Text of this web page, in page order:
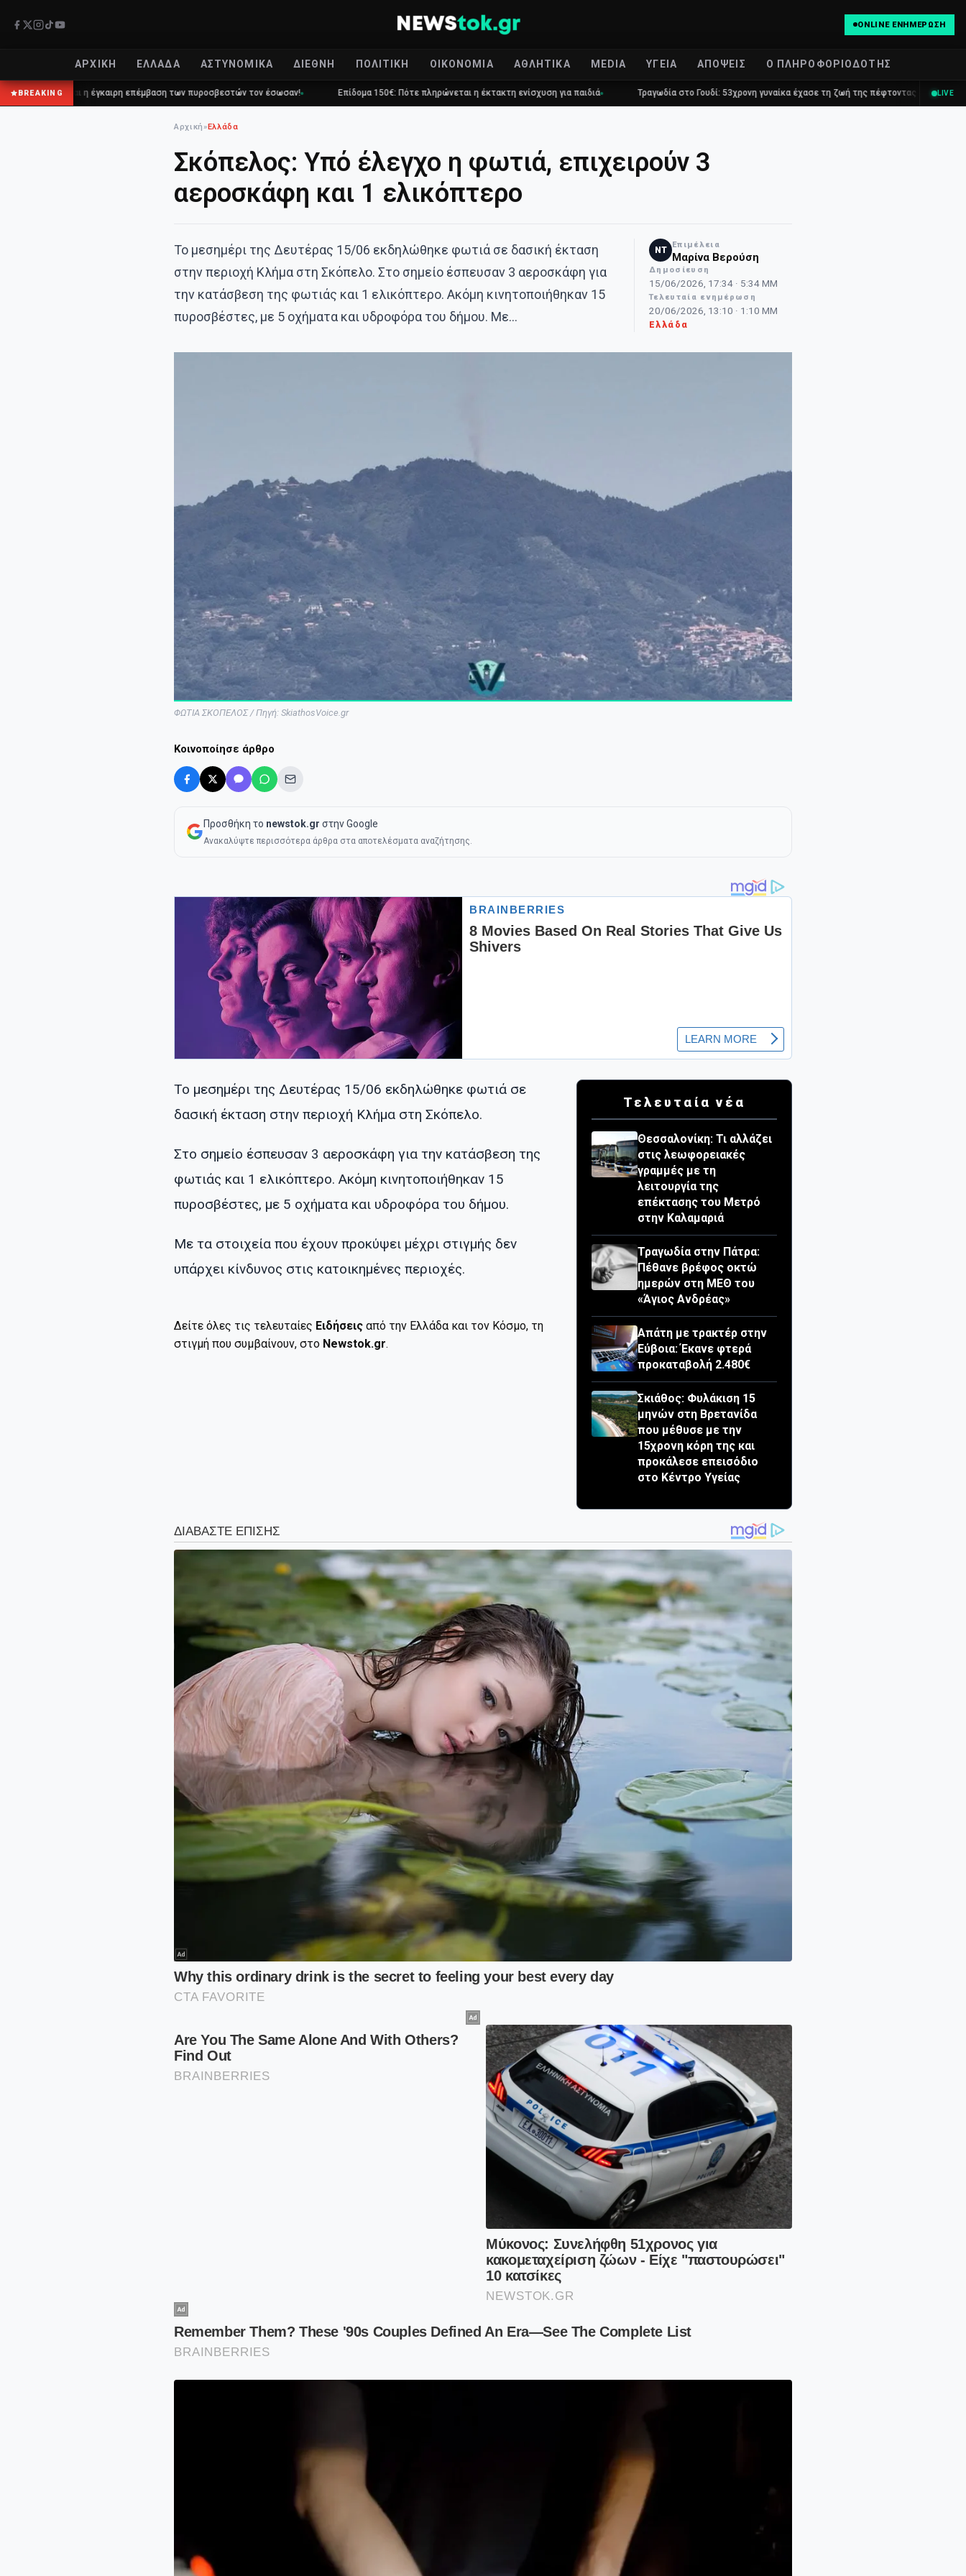
ONLINE ΕΝΗΜΈΡΩΣΗ
ΑΡΧΙΚΉ ΕΛΛΆΔΑ ΑΣΤΥΝΟΜΙΚΆ ΔΙΕΘΝΉ ΠΟΛΙΤΙΚΉ ΟΙΚΟΝΟΜΊΑ ΑΘΛΗΤΙΚΆ MEDIA ΥΓΕΊΑ ΑΠΌΨΕΙΣ Ο ΠΛΗΡΟΦΟΡΙΟΔΌΤΗΣ
BREAKING
και η έγκαιρη επέμβαση των πυροσβεστών τον έσωσαν! Επίδομα 150€: Πότε πληρώνεται η έκτακτη ενίσχυση για παιδιά Τραγωδία στο Γουδί: 53χρονη γυναίκα έχασε τη ζωή της πέφτοντας στο κενό από τον LIVE
Αρχική »Ελλάδα
Σκόπελος: Υπό έλεγχο η φωτιά, επιχειρούν 3
αεροσκάφη και 1 ελικόπτερο
Το μεσημέρι της Δευτέρας 15/06 εκδηλώθηκε φωτιά σε δασική έκταση
στην περιοχή Κλήμα στη Σκόπελο. Στο σημείο έσπευσαν 3 αεροσκάφη για
την κατάσβεση της φωτιάς και 1 ελικόπτερο. Ακόμη κινητοποιήθηκαν 15
πυροσβέστες, με 5 οχήματα και υδροφόρα του δήμου. Με…
NT Επιμέλεια
Μαρίνα Βερούση
Δημοσίευση
15/06/2026, 17:34 · 5:34 ΜΜ
Τελευταία ενημέρωση
20/06/2026, 13:10 · 1:10 ΜΜ
Ελλάδα
ΦΩΤΙΑ ΣΚΟΠΕΛΟΣ / Πηγή: SkiathosVoice.gr
Κοινοποίησε άρθρο
Προσθήκη το newstok.gr στην Google
Ανακαλύψτε περισσότερα άρθρα στα αποτελέσματα αναζήτησης.
Τελευταία νέα
Θεσσαλονίκη: Τι αλλάζει
στις λεωφορειακές
γραμμές με τη
λειτουργία της
επέκτασης του Μετρό
στην Καλαμαριά
Τραγωδία στην Πάτρα:
Πέθανε βρέφος οκτώ
ημερών στη ΜΕΘ του
«Άγιος Ανδρέας»
Απάτη με τρακτέρ στην
Εύβοια: Έκανε φτερά
προκαταβολή 2.480€
Σκιάθος: Φυλάκιση 15
μηνών στη Βρετανίδα
που μέθυσε με την
15χρονη κόρη της και
προκάλεσε επεισόδιο
στο Κέντρο Υγείας
Το μεσημέρι της Δευτέρας 15/06 εκδηλώθηκε φωτιά σε
δασική έκταση στην περιοχή Κλήμα στη Σκόπελο.
Στο σημείο έσπευσαν 3 αεροσκάφη για την κατάσβεση της
φωτιάς και 1 ελικόπτερο. Ακόμη κινητοποιήθηκαν 15
πυροσβέστες, με 5 οχήματα και υδροφόρα του δήμου.
Με τα στοιχεία που έχουν προκύψει μέχρι στιγμής δεν
υπάρχει κίνδυνος στις κατοικημένες περιοχές.
Δείτε όλες τις τελευταίες Ειδήσεις από την Ελλάδα και τον Κόσμο, τη
στιγμή που συμβαίνουν, στο Newstok.gr.